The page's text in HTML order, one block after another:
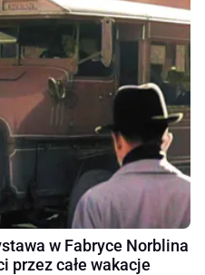
w Fabryce Norblina
przez całe wakacje